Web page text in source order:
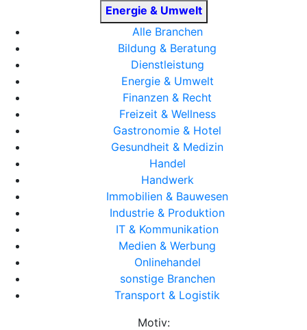
Energie & Umwelt
Alle Branchen
Bildung & Beratung
Dienstleistung
Energie & Umwelt
Finanzen & Recht
Freizeit & Wellness
Gastronomie & Hotel
Gesundheit & Medizin
Handel
Handwerk
Immobilien & Bauwesen
Industrie & Produktion
IT & Kommunikation
Medien & Werbung
Onlinehandel
sonstige Branchen
Transport & Logistik
Motiv: